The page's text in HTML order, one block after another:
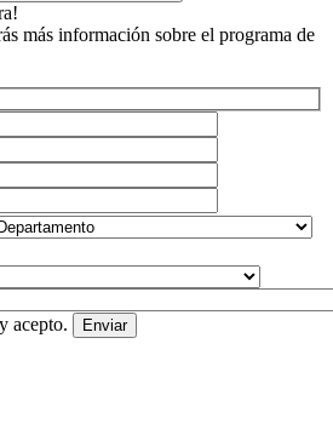
más información sobre el programa de
y acepto.